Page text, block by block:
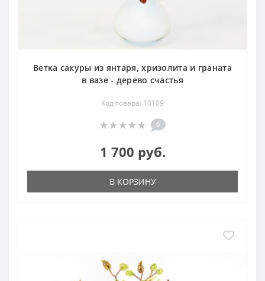
Ветка сакуры из янтаря, хризолита и граната
в вазе - дерево счастья
Код товара: 10109
0
1 700 руб.
В КОРЗИНУ